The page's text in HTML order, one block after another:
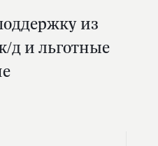
из
д и льготные